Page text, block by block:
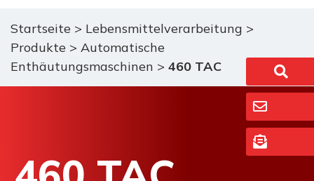
Startseite > Lebensmittelverarbeitung >
Produkte > Automatische
Enthäutungsmaschinen > 460 TAC